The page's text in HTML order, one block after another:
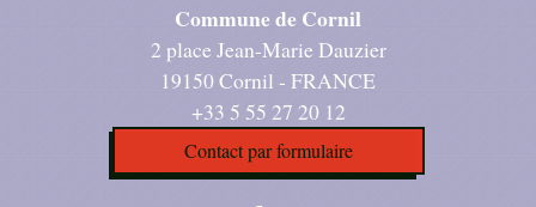
Commune de Cornil
2 place Jean-Marie Dauzier
19150 Cornil - FRANCE
+33 5 55 27 20 12
Contact par formulaire